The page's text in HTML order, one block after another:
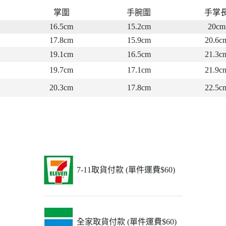
掌圍 手腕圍
手掌
16.5cm
15.2cm
20cm
17.8cm
15.9cm
19.1cm
16.5cm
19.7cm
17.1cm
20.3cm 17.8cm
7-11取貨付款 (單件運費$60)
全家取貨付款 (單件運費$60)